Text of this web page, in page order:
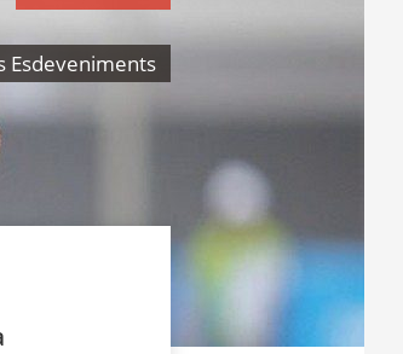
Esdeveniments